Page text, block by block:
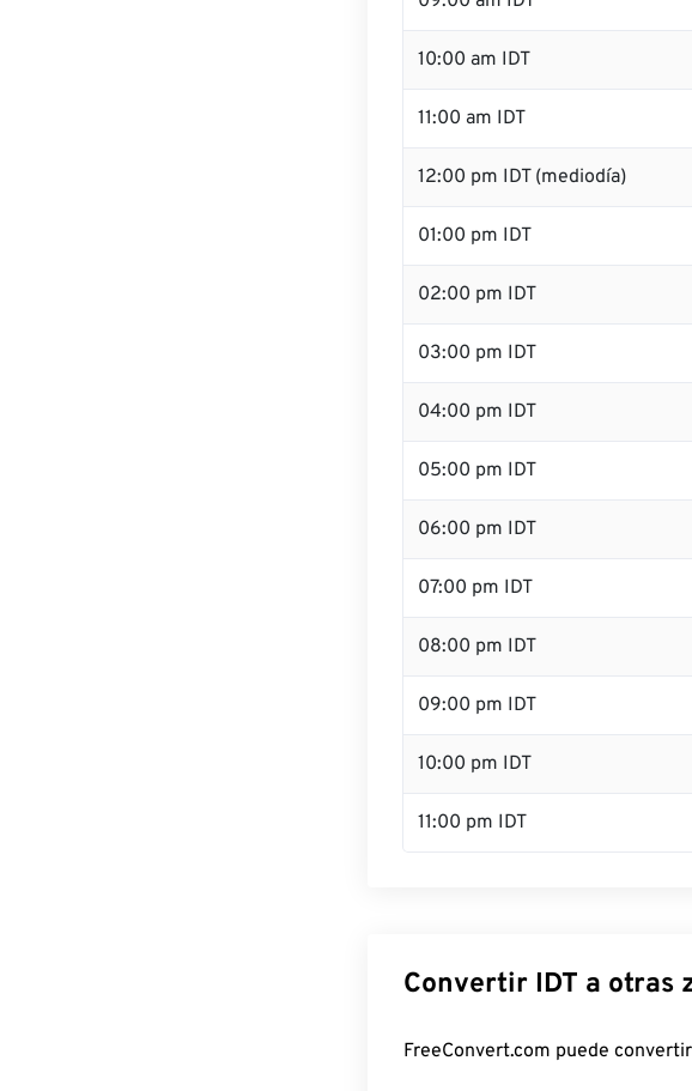
10:00 am IDT
11:00 am IDT
12:00 pm IDT (mediodía)
01:00 pm IDT
02:00 pm IDT
03:00 pm IDT
04:00 pm IDT
05:00 pm IDT
06:00 pm IDT
07:00 pm IDT
08:00 pm IDT
09:00 pm IDT
10:00 pm IDT
11:00 pm IDT
Convertir IDT a otras
FreeConvert.com puede